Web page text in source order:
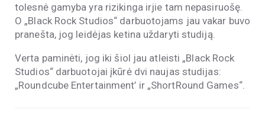
tolesnė gamyba yra rizikinga irjie tam nepasiruošę.
O „Black Rock Studios“ darbuotojams jau vakar buvo
pranešta, jog leidėjas ketina uždaryti studiją.
Verta paminėti, jog iki šiol jau atleisti „Black Rock
Studios“ darbuotojai įkūrė dvi naujas studijas:
„Roundcube Entertainment’ ir „ShortRound Games“.